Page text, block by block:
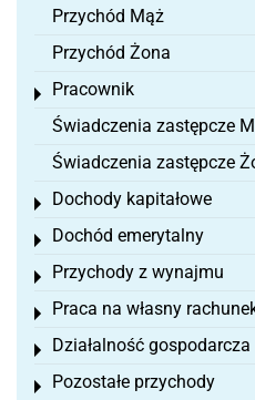
Przychód Mąż
Przychód Żona
Pracownik
Toggle menu
Świadczenia zastępcze
Świadczenia zastępcze
Dochody kapitałowe
Toggle menu
Dochód emerytalny
Toggle menu
Przychody z wynajmu
Toggle menu
Praca na własny
Toggle menu
Działalność gospodarcza
Toggle menu
Pozostałe przychody
Toggle menu